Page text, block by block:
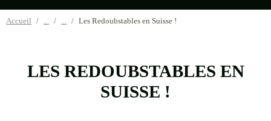
Accueil Les Redoubstables en Suisse !
LES REDOUBSTABLES EN
SUISSE !